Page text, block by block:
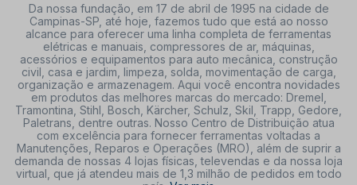
Da nossa fundação, em 17 de abril de 1995 na cidade de
Campinas-SP, até hoje, fazemos tudo que está ao nosso
alcance para oferecer uma linha completa de ferramentas
elétricas e manuais, compressores de ar, máquinas,
acessórios e equipamentos para auto mecânica, construção
civil, casa e jardim, limpeza, solda, movimentação de carga,
organização e armazenagem. Aqui você encontra novidades
em produtos das melhores marcas do mercado: Dremel,
Tramontina, Stihl, Bosch, Kärcher, Schulz, Skil, Trapp, Gedore,
Paletrans, dentre outras. Nosso Centro de Distribuição atua
com excelência para fornecer ferramentas voltadas a
Manutenções, Reparos e Operações (MRO), além de suprir a
demanda de nossas 4 lojas físicas, televendas e da nossa loja
virtual, que já atendeu mais de 1,3 milhão de pedidos em todo